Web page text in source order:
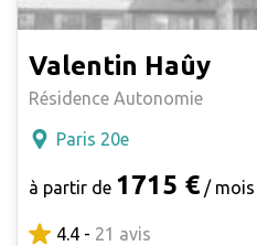
Valentin Haûy
Résidence Autonomie
Paris 20e
à partir de 1715 € / mois
4.4 - 21 avis